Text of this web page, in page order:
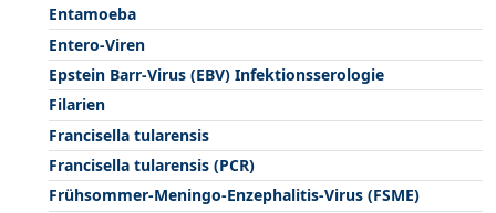
Entamoeba
Entero-Viren
Epstein Barr-Virus (EBV) Infektionsserologie
Filarien
Francisella tularensis
Francisella tularensis (PCR)
Frühsommer-Meningo-Enzephalitis-Virus (FSME)